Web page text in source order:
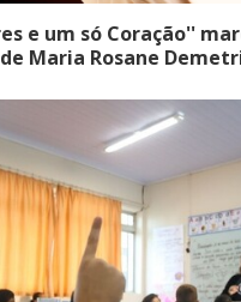
e um só Coração''
Maria Rosane